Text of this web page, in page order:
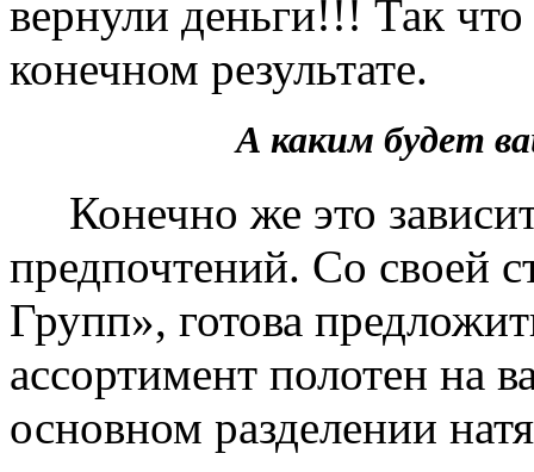
вернули деньги!!! Так
конечном результате.
А каким будет
Конечно же это
предпочтений. Со своей
Групп», готова
ассортимент полотен на
основном разделении